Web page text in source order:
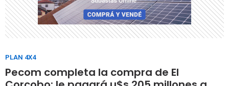
PLAN 4X4
Pecom completa la compra de El